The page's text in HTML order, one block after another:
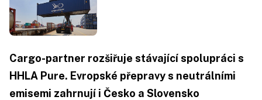
Cargo-partner rozšiřuje stávající spolupráci s
HHLA Pure. Evropské přepravy s neutrálními
emisemi zahrnují i Česko a Slovensko